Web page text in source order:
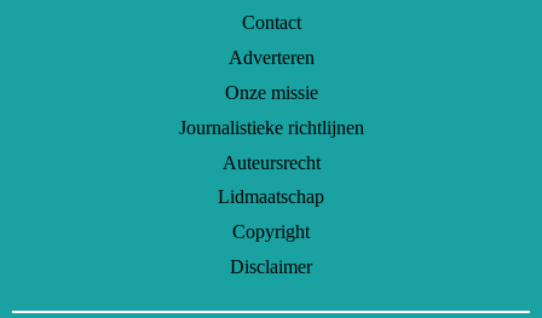
Contact
Adverteren
Onze missie
Journalistieke richtlijnen
Auteursrecht
Lidmaatschap
Copyright
Disclaimer